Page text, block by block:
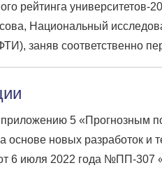
рейтинга университетов-
Национальный
заняв соответственно
5 «Прогнозным
основе новых разработок и
6 июля 2022 года №ПП-307